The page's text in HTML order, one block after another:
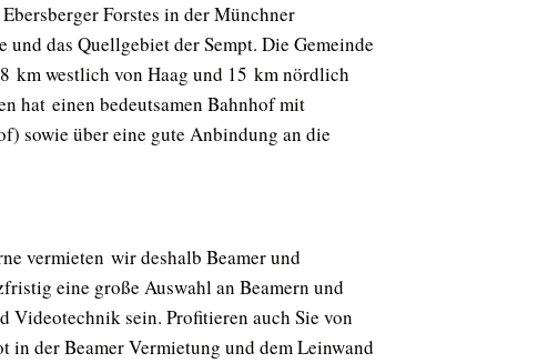
Forstes in der Münchner
das Quellgebiet der Sempt. Die Gemeinde
km westlich von Haag und 15 km nördlich
hat einen bedeutsamen Bahnhof mit
sowie über eine gute Anbindung an die
vermieten wir deshalb Beamer und
eine große Auswahl an Beamern und
sein. Profitieren auch Sie von
in der Beamer Vermietung und dem Leinwand